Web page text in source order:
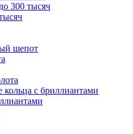
300 тысяч
шепот
с бриллиантами